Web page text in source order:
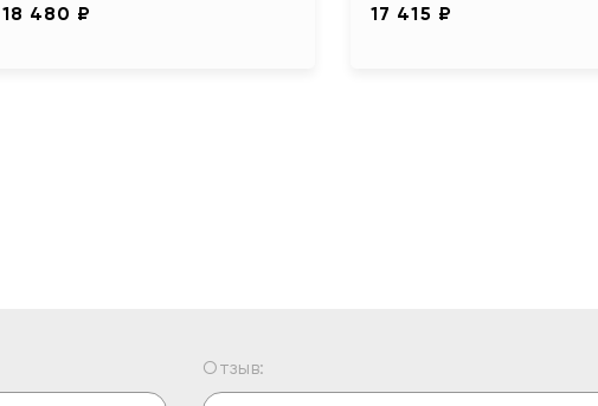
18 480 ₽ 17 415 ₽
Отзыв: